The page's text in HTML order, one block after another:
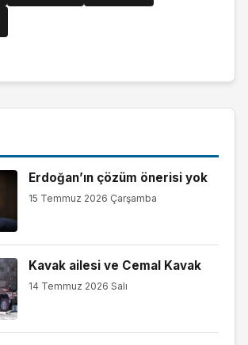
Erdoğan’ın çözüm önerisi yok
15 Temmuz 2026 Çarşamba
Kavak ailesi ve Cemal Kavak
14 Temmuz 2026 Salı